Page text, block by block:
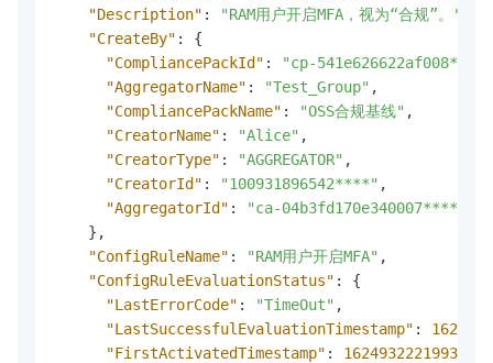
"Description" : "RAM用户开启MFA，视为“合规”。"
"CreateBy" :
{
"CompliancePackId" :
"cp-541e626622af008****"
"AggregatorName" : "Test_Group" ,
"CompliancePackName" : "OSS合规基线" ,
"CreatorName" : "Alice" ,
"CreatorType" : "AGGREGATOR" ,
"CreatorId" : "100931896542****" ,
"AggregatorId" :
"ca-04b3fd170e340007****"
} ,
"ConfigRuleName" : "RAM用户开启MFA" ,
"ConfigRuleEvaluationStatus" :
{
"LastErrorCode" : "TimeOut" ,
"LastSuccessfulEvaluationTimestamp" :
"FirstActivatedTimestamp" : 1624932221993